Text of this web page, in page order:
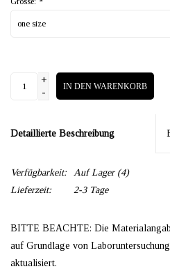
+
-
IN DEN WARENKORB
Detaillierte Beschreibung
Verfügbarkeit: Auf Lager(4)
Lieferzeit:
2-3 Tage
BITTE BEACHTE: Die
auf Grundlage von
aktualisiert.